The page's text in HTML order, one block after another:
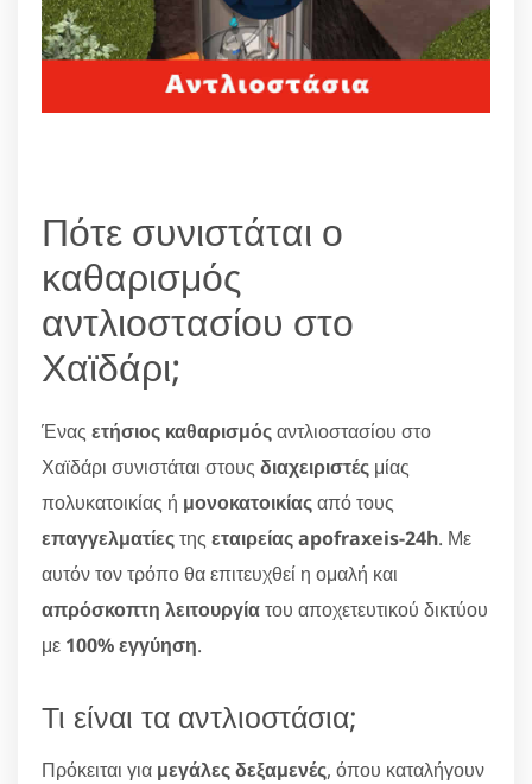
Πότε συνιστάται ο
καθαρισμός
αντλιοστασίου στο
Χαϊδάρι;
Ένας ετήσιος καθαρισμόςαντλιοστασίου στο
Χαϊδάρι συνιστάται στους διαχειριστές μίας
πολυκατοικίας ή μονοκατοικίαςαπό τους
επαγγελματίεςτης εταιρείας apofraxeis-24h. Με
αυτόν τον τρόπο θα επιτευχθεί η ομαλή και
απρόσκοπτη λειτουργίατου αποχετευτικού δικτύου
με 100% εγγύηση.
Τι είναι τα αντλιοστάσια;
Πρόκειται για μεγάλες δεξαμενές, όπου καταλήγουν